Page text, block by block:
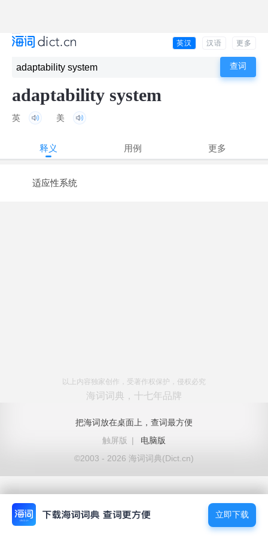
英汉 汉语 更多
adaptability system
英 美
释义 用例 更多
适应性系统
以上内容独家创作，受著作权保护，侵权必究
海词词典，十七年品牌
把海词放在桌面上，查词最方便
触屏版
|
电脑版
©2003 - 2026 海词词典(Dict.cn)
立即下载
立即下载